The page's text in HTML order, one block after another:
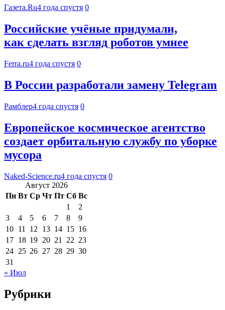
Газета.Ru4 года спустя 0
Российские учёные придумали,
как сделать взгляд роботов умнее
Ferra.ru4 года спустя 0
В России разработали замену Telegram
Рамблер4 года спустя 0
Европейское космическое агентство
создает орбитальную службу по уборке
мусора
Naked-Science.ru4 года спустя 0
Август 2026
Пн Вт Ср Чт Пт Сб Вс
1
2
3
4 5 6 7 8
9
10 11 12 13 14 15 16
17 18 19 20 21 22 23
24 25 26 27 28 29 30
31
« Июл
Рубрики